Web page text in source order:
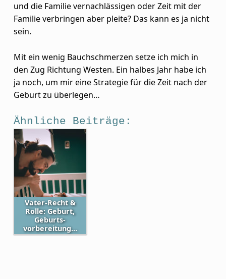
und die Familie vernachlässigen oder Zeit mit der
Familie verbringen aber pleite? Das kann es ja nicht
sein.
Mit ein wenig Bauchschmerzen setze ich mich in
den Zug Richtung Westen. Ein halbes Jahr habe ich
ja noch, um mir eine Strategie für die Zeit nach der
Geburt zu überlegen…
Ähnliche Beiträge:
Vater-Recht &
Rolle: Geburt,
Geburts­
vorbereitung…